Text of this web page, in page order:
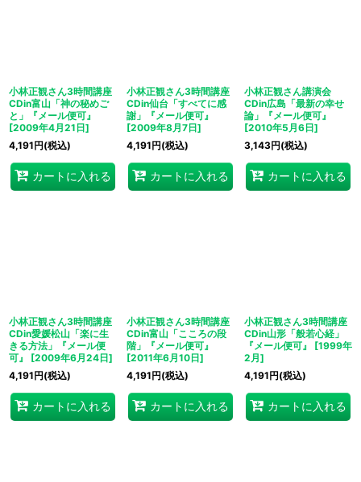
小林正観さん3時間講座
CDin富山「神の秘めご
と」『メール便可』
[2009年4月21日]
4,191円(税込)
カートに入れる
小林正観さん3時間講座
CDin仙台「すべてに感
謝」『メール便可』
[2009年8月7日]
4,191円(税込)
カートに入れる
小林正観さん講演会
CDin広島「最新の幸せ
論」『メール便可』
[2010年5月6日]
3,143円(税込)
カートに入れる
小林正観さん3時間講座
CDin愛媛松山「楽に生
きる方法」『メール便
可』
[2009年6月24日]
4,191円(税込)
カートに入れる
小林正観さん3時間講座
CDin富山「こころの段
階」『メール便可』
[2011年6月10日]
4,191円(税込)
カートに入れる
小林正観さん3時間講座
CDin山形「般若心経」
『メール便可』
[1999年
2月]
4,191円(税込)
カートに入れる